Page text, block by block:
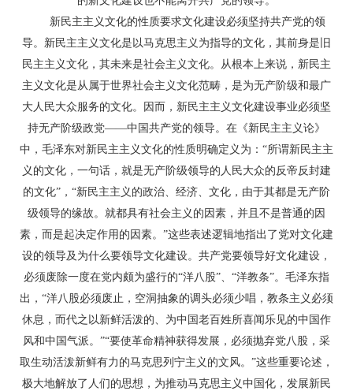
新民主主义文化的性质要求文化建设必须坚持共产党的领
导。新民主主义文化是以马克思主义为指导的文化，其前身是旧
民主主义文化，其未来是社会主义文化。从根本上来说，新民主
主义文化是从属于世界社会主义文化范畴，是为无产阶级和最广
大人民大众服务的文化。因而，新民主主义文化建设事业必须坚
持无产阶级政党——中国共产党的领导。在《新民主主义论》
中，毛泽东对新民主主义文化的性质明确定义为：“所谓新民主主
义的文化，一句话，就是无产阶级领导的人民大众的反帝反封建
的文化”，“新民主主义的政治、经济、文化，由于其都是无产阶
级领导的缘故。就都具有社会主义的因素，并且不是普通的因
素，而是起决定作用的因素。”这些表述逻辑地指出了党对文化建
设的领导及为什么要领导文化建设。共产党要领导好文化建设，
必须废除一度在党内颇为盛行的“洋八股”、“洋教条”。毛泽东指
出，“洋八股必须废止，空洞抽象的调头必须少唱，教条主义必须
休息，而代之以新鲜活泼的、为中国老百姓所喜闻乐见的中国作
风和中国气派。”“要使革命精神获得发展，必须抛弃党八股，采
取生动活泼新鲜有力的马克思列宁主义的文风。”这些重要论述，
极大地解放了人们的思想，为推动马克思主义中国化，发展新民